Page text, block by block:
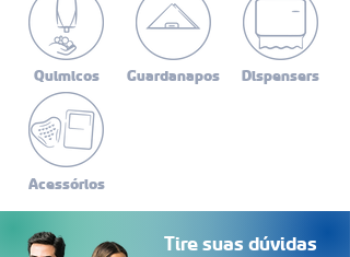
Quimicos Guardanapos Dispensers
Acessórios
Tire suas dúvidas